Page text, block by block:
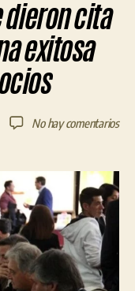
dieron cita
exitosa
No hay comentariosen
50